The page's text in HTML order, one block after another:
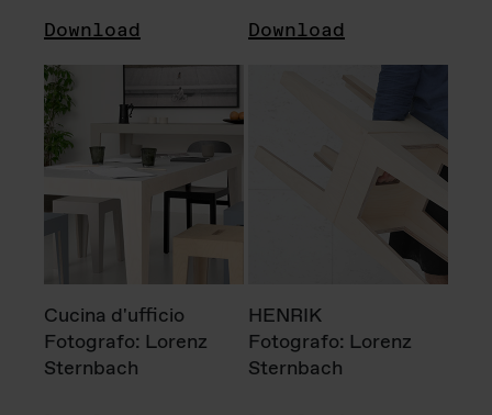
Download Download
Cucina d'ufficio
Fotografo: Lorenz
Sternbach
HENRIK
Fotografo: Lorenz
Sternbach